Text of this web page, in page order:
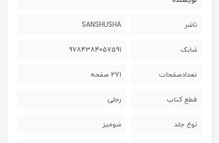
ناشر SANSHUSHA
شابک 9784384057591
تعدادصفحات 271 صفحه
قطع کتاب رحلی
نوع جلد شومیز